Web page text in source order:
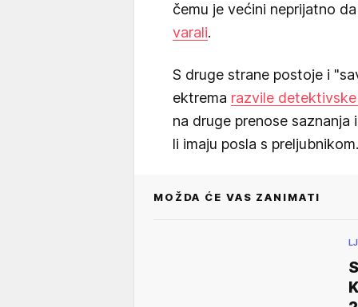
čemu je većini neprijatno
varali.
S druge strane postoje i
ektrema razvile
na druge prenose
li imaju posla s preljubnikom.
MOŽDA ĆE VAS ZANIMATI